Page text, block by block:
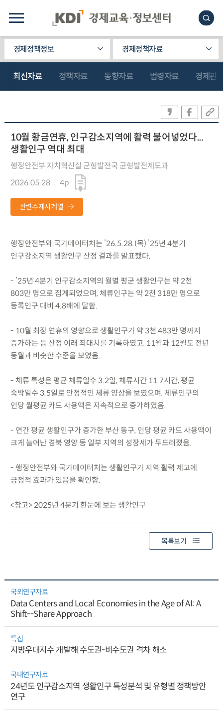
경제정책정보 경제정책자료
최신자료 정책자료 동향자료 법령자료 경제관
10월 황금연휴, 인구감소지역에 활력 불어넣었다...
생활인구 역대 최대
행정안전부 자치혁신실 균형발전국 균형발전제도과
2026.05.28
4p
관련주제시계열
행정안전부와 국가데이터처는 ’26.5.28.(목) ’25년 4분기
인구감소지역 생활인구 산정 결과를 발표했다.
- ’25년 4분기 인구감소지역의 월별 평균 생활인구는 약 2천
803만 명으로 집계되었으며, 체류인구는 약 2천 318만 명으로
등록인구 대비 4.8배에 달함.
- 10월 최장 연휴의 영향으로 생활인구가 약 3천 483만 명까지
증가하는 등 산정 이래 최대치를 기록하였고, 11월과 12월도 전년
동월과 비슷한 수준을 보였음.
- 체류 특성은 평균 체류일수 3.2일, 체류시간 11.7시간, 평균
숙박일수 3.5일로 안정적인 체류 양상을 보였으며, 체류인구의
인당 월평균 카드 사용액은 지속적으로 증가하였음.
- 연간 평균 생활인구가 증가한 부산 동구, 인당 평균 카드 사용액이
크게 늘어난 경북 영양 등 일부 지역의 성장세가 두드러졌음.
- 행정안전부와 국가데이터처는 생활인구가 지역 활력 제고에
긍정적 효과가 있음을 확인함.
<참고> 2025년 4분기 한눈에 보는 생활인구
목록보기
국외연구자료
Data Centers and Local Economies in the Age of AI: A
Shift--Share Approach
특집
지방우대지수 개발해 수도권-비수도권 격차 해소
국내연구자료
24년도 인구감소지역 생활인구 특성분석 및 유형별 정책방안
연구